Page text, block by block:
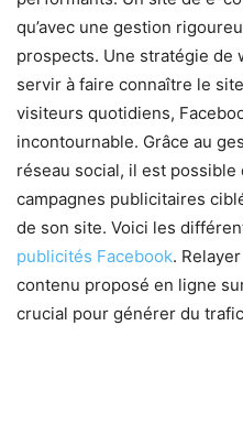
qu’avec une gestion
prospects. Une stratégie de
servir à faire connaître le
visiteurs quotidiens,
incontournable. Grâce au
réseau social, il est
campagnes publicitaires
de son site. Voici les
publicités Facebook.
contenu proposé en ligne
crucial pour générer du